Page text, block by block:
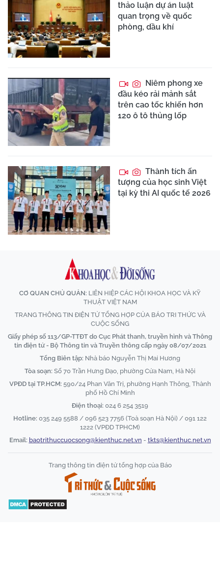
thảo luận dự án luật
quan trọng về quốc
phòng, dầu khí
Niêm phong xe
đầu kéo rải mảnh sắt
trên cao tốc khiến hơn
120 ô tô thủng lốp
Thành tích ấn
tượng của học sinh Việt
tại kỳ thi AI quốc tế 2026
CƠ QUAN CHỦ QUẢN: LIÊN HIỆP CÁC HỘI KHOA HỌC VÀ KỸ
THUẬT VIỆT NAM
TRANG THÔNG TIN ĐIỆN TỬ TỔNG HỢP CỦA BÁO TRI THỨC VÀ
CUỘC SỐNG
Giấy phép số 113/GP-TTĐT do Cục Phát thanh, truyền hình và Thông
tin điện tử - Bộ Thông tin và Truyền thông cấp ngày 08/07/2021
Tổng Biên tập: Nhà báo Nguyễn Thị Mai Hương
Tòa soạn: Số 70 Trần Hưng Đạo, phường Cửa Nam, Hà Nội
VPĐD tại TP.HCM: 590/24 Phan Văn Trị, phường Hạnh Thông, Thành
phố Hồ Chí Minh
Điện thoại: 024 6 254 3519
Hotline: 035 249 5588 / 096 523 7756 (Toà soạn Hà Nội) / 091 122
1222 (VPĐD TPHCM)
Email: baotrithuccuocsong@kienthuc.net.vn - tkts@kienthuc.net.vn
Trang thông tin điện tử tổng hợp của Báo